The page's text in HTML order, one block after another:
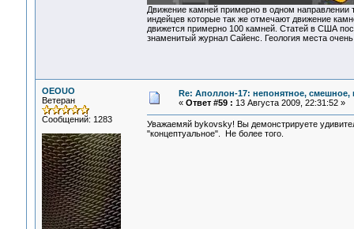
Движение камней примерно в одном направлении
индейцев которые так же отмечают движение
движется примерно 100 камней. Статей в США
знаменитый журнал Сайенс. Геология места
OEOUO
Ветеран
Сообщений: 1283
Re: Аполлон-17: непонятное, смешное,
« Ответ #59 : 13 Августа 2009, 22:31:52 »
Уважаемяй bykovsky! Вы демонстрируете
"концептуальное". Не более того.